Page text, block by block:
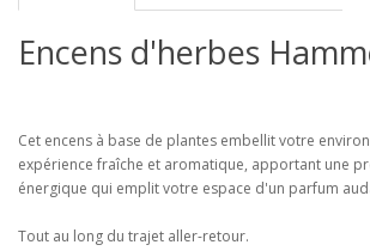
Encens d'herbes
Cet encens à base de plantes embellit votre
expérience fraîche et aromatique, apportant une
énergique qui emplit votre espace d'un parfum
Tout au long du trajet aller-retour.